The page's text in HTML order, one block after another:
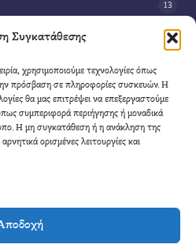
Συγκατάθεσης
χρησιμοποιούμε τεχνολογίες όπως
πρόσβαση σε πληροφορίες συσκευών. Η
θα μας επιτρέψει να επεξεργαστούμε
συμπεριφορά περιήγησης ή μοναδικά
Η μη συγκατάθεση ή η ανάκληση της
ορισμένες λειτουργίες και
13
42
3